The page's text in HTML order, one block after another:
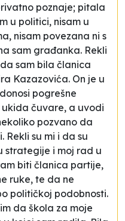
poznaje; pitala
u politici, nisam u
nisam povezana ni s
sam građanka. Rekli
sam bila članica
Kazazovića. On je u
pogrešne
čuvare, a uvodi
pozvano da
Rekli su mi i da su
strategije i moj rad u
biti članica partije,
ruke, te da ne
političkoj podobnosti.
da škola za moje